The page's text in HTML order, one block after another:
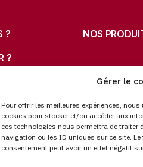
Gérer le
Pour offrir les meilleures expériences,
cookies pour stocker et/ou accéder aux
ces technologies nous permettra de traiter
navigation ou les ID uniques sur ce site.
consentement peut avoir un effet négatif
?
NOS
?